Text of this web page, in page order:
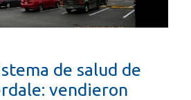
de salud de
vendieron